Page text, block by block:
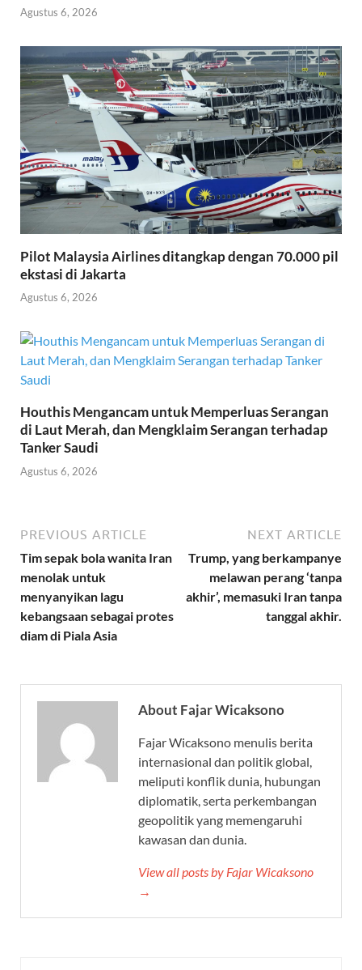
Agustus 6, 2026
Pilot Malaysia Airlines ditangkap dengan 70.000 pil
ekstasi di Jakarta
Agustus 6, 2026
Houthis Mengancam untuk Memperluas Serangan
di Laut Merah, dan Mengklaim Serangan terhadap
Tanker Saudi
Agustus 6, 2026
PREVIOUS ARTICLE
Tim sepak bola wanita Iran
menolak untuk
menyanyikan lagu
kebangsaan sebagai protes
diam di Piala Asia
NEXT ARTICLE
Trump, yang berkampanye
melawan perang ‘tanpa
akhir’, memasuki Iran tanpa
tanggal akhir.
About Fajar Wicaksono
Fajar Wicaksono menulis berita
internasional dan politik global,
meliputi konflik dunia, hubungan
diplomatik, serta perkembangan
geopolitik yang memengaruhi
kawasan dan dunia.
View all posts by Fajar Wicaksono
→